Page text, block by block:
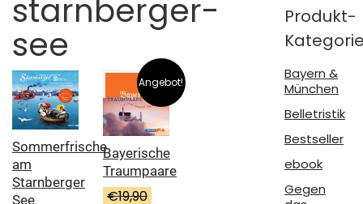
starnberger-
see
Sommerfrische
am
Starnberger
See
Angebot!
Bayerische
Traumpaare
€19,90
Produkt-
Bayern &
München
Belletristik
Bestseller
ebook
Gegen